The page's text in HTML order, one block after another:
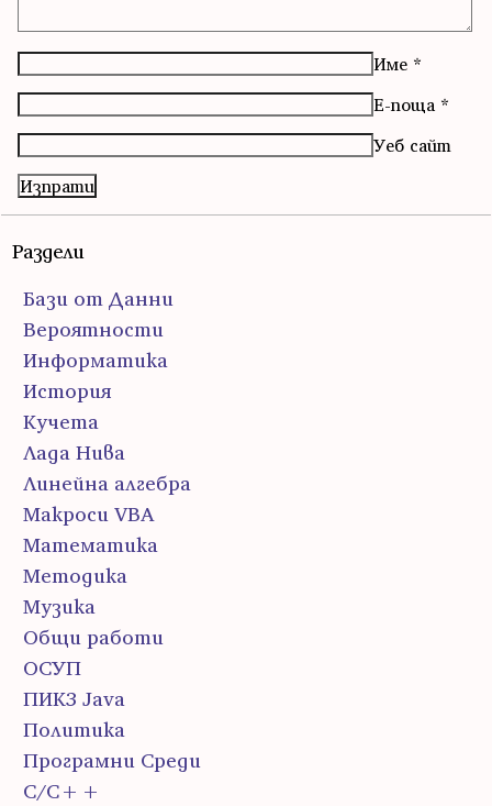
Име *
Е-поща *
Уеб сайт
Раздели
Бази от Данни
Вероятности
Информатика
История
Кучета
Лада Нива
Линейна алгебра
Макроси VBA
Математика
Методика
Музика
Общи работи
ОСУП
ПИК3 Java
Политика
Програмни Среди
С/С++